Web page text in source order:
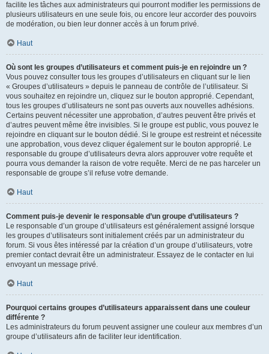
facilite les tâches aux administrateurs qui pourront modifier les permissions de
plusieurs utilisateurs en une seule fois, ou encore leur accorder des pouvoirs
de modération, ou bien leur donner accès à un forum privé.
Haut
Où sont les groupes d’utilisateurs et comment puis-je en rejoindre un ?
Vous pouvez consulter tous les groupes d’utilisateurs en cliquant sur le lien
« Groupes d’utilisateurs » depuis le panneau de contrôle de l’utilisateur. Si
vous souhaitez en rejoindre un, cliquez sur le bouton approprié. Cependant,
tous les groupes d’utilisateurs ne sont pas ouverts aux nouvelles adhésions.
Certains peuvent nécessiter une approbation, d’autres peuvent être privés et
d’autres peuvent même être invisibles. Si le groupe est public, vous pouvez le
rejoindre en cliquant sur le bouton dédié. Si le groupe est restreint et nécessite
une approbation, vous devez cliquer également sur le bouton approprié. Le
responsable du groupe d’utilisateurs devra alors approuver votre requête et
pourra vous demander la raison de votre requête. Merci de ne pas harceler un
responsable de groupe s’il refuse votre demande.
Haut
Comment puis-je devenir le responsable d’un groupe d’utilisateurs ?
Le responsable d’un groupe d’utilisateurs est généralement assigné lorsque
les groupes d’utilisateurs sont initialement créés par un administrateur du
forum. Si vous êtes intéressé par la création d’un groupe d’utilisateurs, votre
premier contact devrait être un administrateur. Essayez de le contacter en lui
envoyant un message privé.
Haut
Pourquoi certains groupes d’utilisateurs apparaissent dans une couleur
différente ?
Les administrateurs du forum peuvent assigner une couleur aux membres d’un
groupe d’utilisateurs afin de faciliter leur identification.